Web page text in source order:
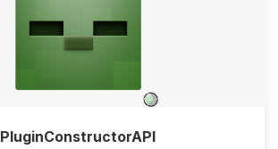
PluginConstructorAPI